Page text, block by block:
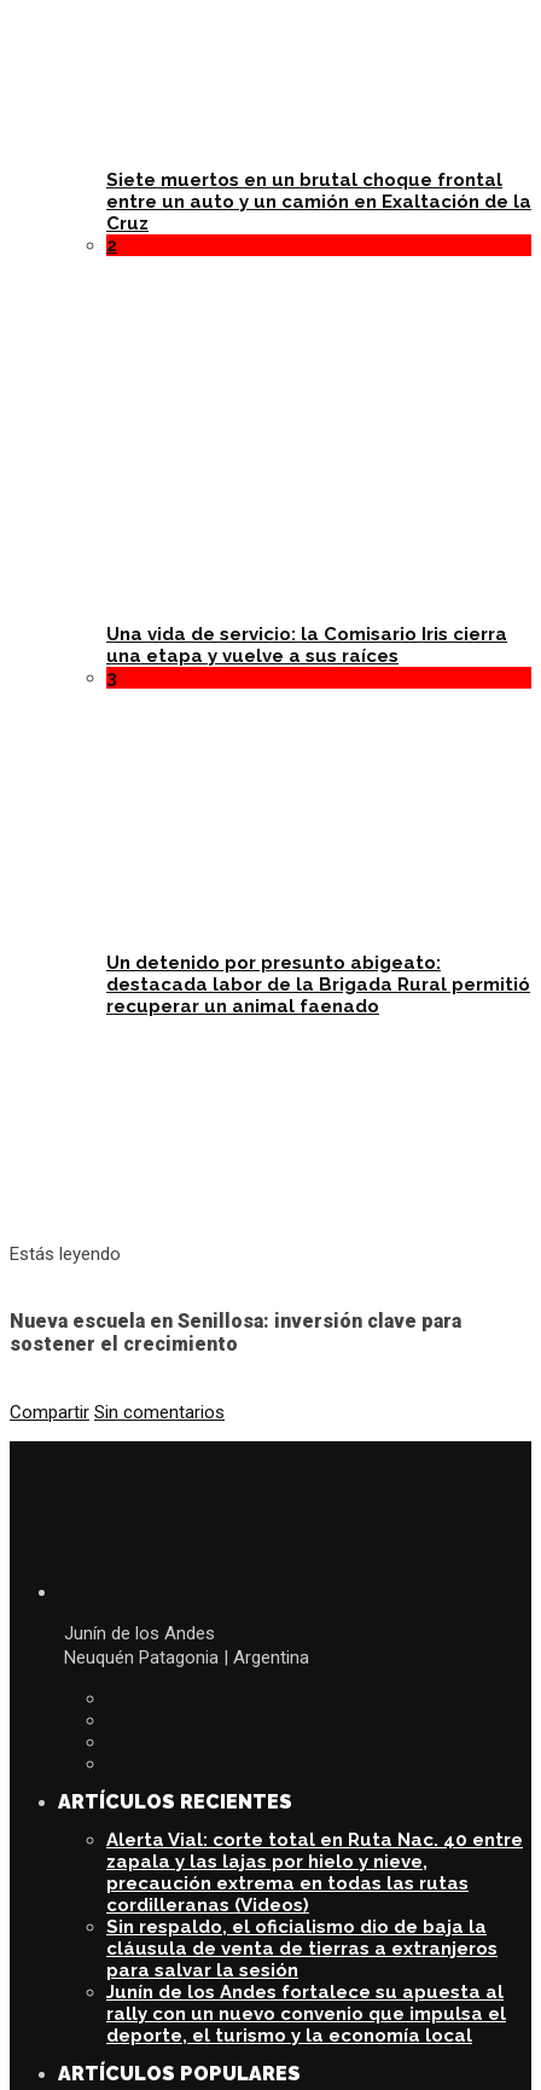
Siete muertos en un brutal choque frontal
entre un auto y un camión en Exaltación de la
Cruz
2
Una vida de servicio: la Comisario Iris cierra
una etapa y vuelve a sus raíces
3
Un detenido por presunto abigeato:
destacada labor de la Brigada Rural permitió
recuperar un animal faenado
Estás leyendo
Nueva escuela en Senillosa: inversión clave para
sostener el crecimiento
Compartir Sin comentarios
Junín de los Andes
Neuquén Patagonia | Argentina
ARTÍCULOS RECIENTES
Alerta Vial: corte total en Ruta Nac. 40 entre
zapala y las lajas por hielo y nieve,
precaución extrema en todas las rutas
cordilleranas (Videos)
Sin respaldo, el oficialismo dio de baja la
cláusula de venta de tierras a extranjeros
para salvar la sesión
Junín de los Andes fortalece su apuesta al
rally con un nuevo convenio que impulsa el
deporte, el turismo y la economía local
ARTÍCULOS POPULARES